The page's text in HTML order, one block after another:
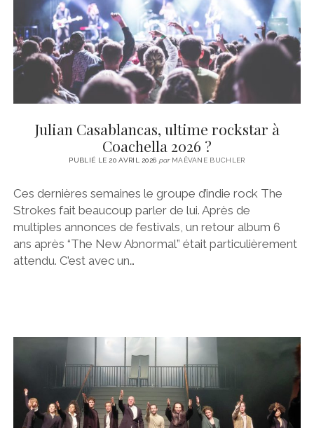
CINÉMA
LITTÉRATURE
ÉCONOMIE
SPORT
MÉDIAS
SANTÉ
instagram
email
email-
form
Articles
Julian Casablancas, ultime rockstar à
Coachella 2026 ?
PUBLIÉ LE 20 AVRIL 2026 parMAËVANE BUCHLER
Ces dernières semaines le groupe d’indie rock The
Strokes fait beaucoup parler de lui. Après de
multiples annonces de festivals, un retour album 6
ans après “The New Abnormal” était particulièrement
attendu. C’est avec un…